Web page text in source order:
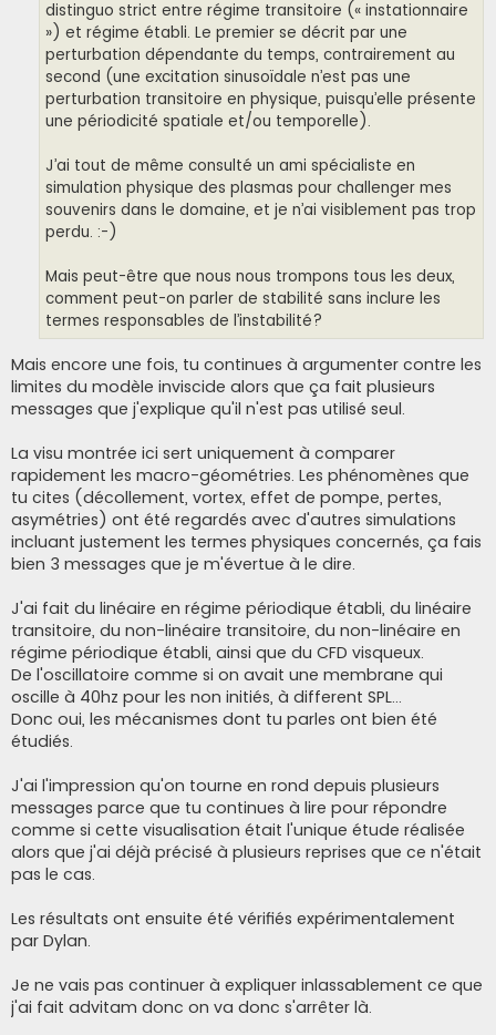
distinguo strict entre régime transitoire (« instationnaire
») et régime établi. Le premier se décrit par une
perturbation dépendante du temps, contrairement au
second (une excitation sinusoïdale n’est pas une
perturbation transitoire en physique, puisqu’elle présente
une périodicité spatiale et/ou temporelle).
J’ai tout de même consulté un ami spécialiste en
simulation physique des plasmas pour challenger mes
souvenirs dans le domaine, et je n’ai visiblement pas trop
perdu. :-)
Mais peut-être que nous nous trompons tous les deux,
comment peut-on parler de stabilité sans inclure les
termes responsables de l’instabilité?
Mais encore une fois, tu continues à argumenter contre les
limites du modèle inviscide alors que ça fait plusieurs
messages que j'explique qu'il n'est pas utilisé seul.
La visu montrée ici sert uniquement à comparer
rapidement les macro-géométries. Les phénomènes que
tu cites (décollement, vortex, effet de pompe, pertes,
asymétries) ont été regardés avec d'autres simulations
incluant justement les termes physiques concernés, ça fais
bien 3 messages que je m'évertue à le dire.
J'ai fait du linéaire en régime périodique établi, du linéaire
transitoire, du non-linéaire transitoire, du non-linéaire en
régime périodique établi, ainsi que du CFD visqueux.
De l'oscillatoire comme si on avait une membrane qui
oscille à 40hz pour les non initiés, à different SPL...
Donc oui, les mécanismes dont tu parles ont bien été
étudiés.
J'ai l'impression qu'on tourne en rond depuis plusieurs
messages parce que tu continues à lire pour répondre
comme si cette visualisation était l'unique étude réalisée
alors que j'ai déjà précisé à plusieurs reprises que ce n'était
pas le cas.
Les résultats ont ensuite été vérifiés expérimentalement
par Dylan.
Je ne vais pas continuer à expliquer inlassablement ce que
j'ai fait advitam donc on va donc s'arrêter là.